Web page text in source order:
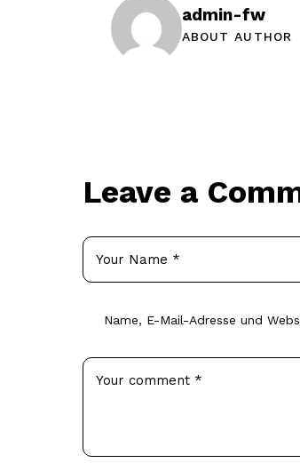
admin-fw
ABOUT AUTHOR
Leave a
Name, E-Mail-Adresse und